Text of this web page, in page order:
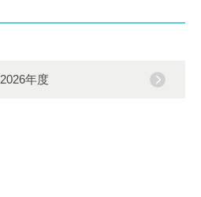
2026年度